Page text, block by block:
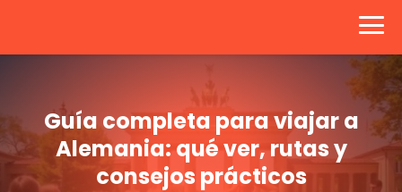
Guía completa para viajar a
Alemania: qué ver, rutas y
consejos prácticos